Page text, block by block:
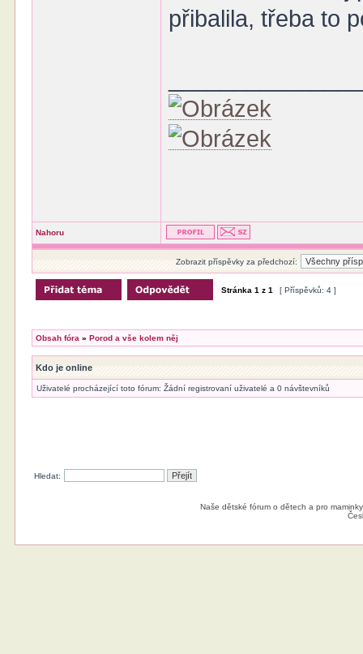
přibalila, třeba to
Nahoru
Zobrazit příspěvky za předchozí:
Stránka1 z1 [ Příspěvků: 4 ]
Obsah fóra »Porod a vše kolem něj
Kdo je online
Uživatelé procházející toto fórum: Žádní registrovaní uživatelé a 0 návštevníků
Hledat:
Naše dětské fórum o dětech a pro